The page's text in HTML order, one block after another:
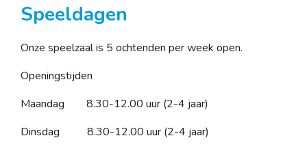
Speeldagen
Onze speelzaal is 5 ochtenden per week open.
Openingstijden
Maandag 8.30-12.00 uur (2-4 jaar)
Dinsdag 8.30-12.00 uur (2-4 jaar)